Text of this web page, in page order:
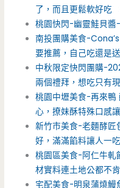
了，而且更鬆軟好吃
桃園快閃-幽靈鮭貝醬
南投團購美食-
要推薦，自己吃還是
中秋限定快閃團購-
兩個禮拜，想吃只有
桃園中壢美食-再來鴨
心，撩妹酥特殊口感
新竹市美食-老麵酵
好，滿滿餡料讓人一
桃園區美食-阿仁牛
材實料連土地公都不
宅配美食-明泉蒲燒鰻